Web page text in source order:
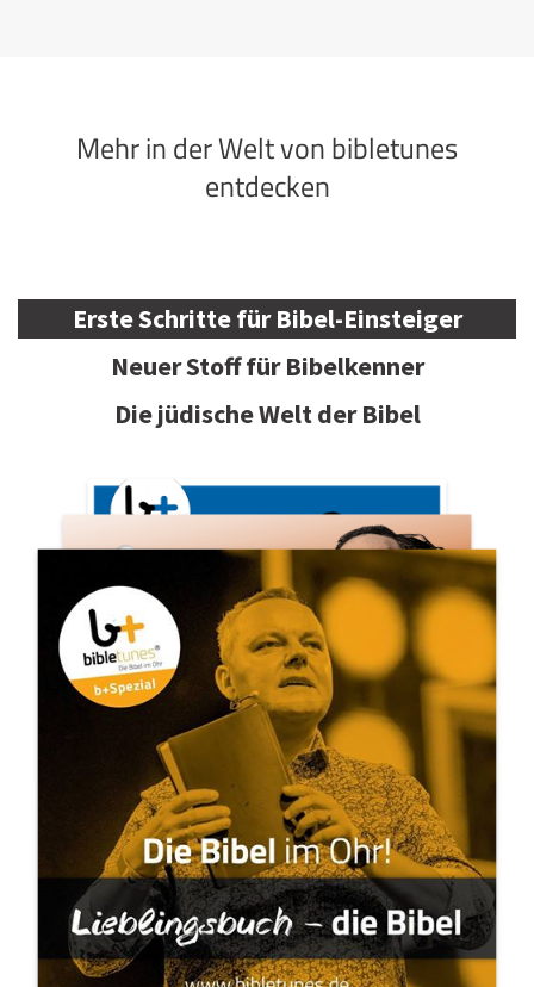
Mehr in der Welt von bibletunes
entdecken
Erste Schritte für Bibel-Einsteiger
Neuer Stoff für Bibelkenner
Die jüdische Welt der Bibel